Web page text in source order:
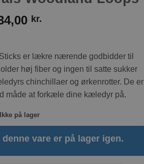
kr.
er lækre nærende godbidder til
høj fiber og ingen til satte sukker
chinchillaer og ørkenrotter. De er
måde at forkæle dine kæledyr på.
Ikke på lager
vare er på lager igen.